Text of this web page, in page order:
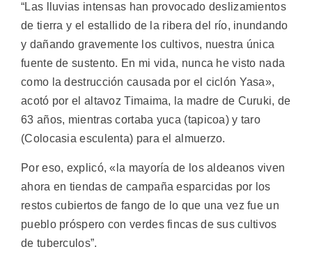
“Las lluvias intensas han provocado deslizamientos
de tierra y el estallido de la ribera del río, inundando
y dañando gravemente los cultivos, nuestra única
fuente de sustento. En mi vida, nunca he visto nada
como la destrucción causada por el ciclón Yasa»,
acotó por el altavoz Timaima, la madre de Curuki, de
63 años, mientras cortaba yuca (tapicoa) y taro
(Colocasia esculenta) para el almuerzo.
Por eso, explicó, «la mayoría de los aldeanos viven
ahora en tiendas de campaña esparcidas por los
restos cubiertos de fango de lo que una vez fue un
pueblo próspero con verdes fincas de sus cultivos
de tuberculos”.